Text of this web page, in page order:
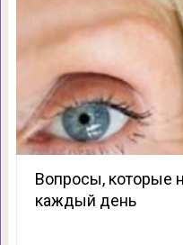
Вопросы, которые
каждый день